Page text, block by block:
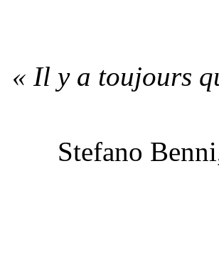
« Il y a toujours
Stefano